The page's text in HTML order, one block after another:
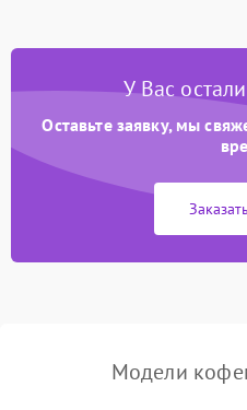
Постоянные сбои в работе
У Вас
Оставьте заявку, мы
Модели